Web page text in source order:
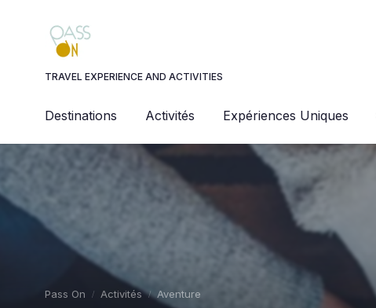
TRAVEL EXPERIENCE AND ACTIVITIES
Destinations Activités Expériences Uniques
Pass On Activités Aventure